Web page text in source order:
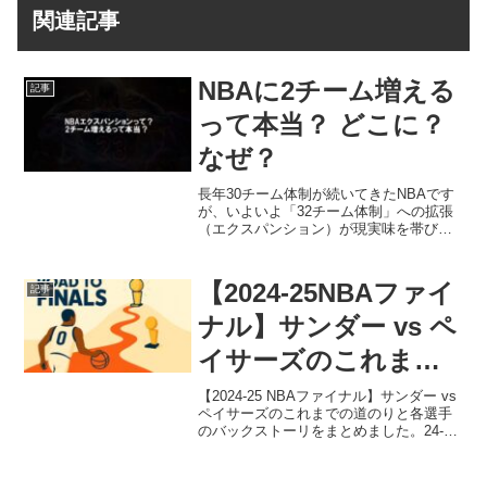
関連記事
記事
NBAに2チーム増える
って本当？ どこに？
なぜ？
長年30チーム体制が続いてきたNBAです
が、いよいよ「32チーム体制」への拡張
（エクスパンション）が現実味を帯びて
「レブロン・ジェームズ移籍の可能性」
まで、最新動向を分...
記事
【2024-25NBAファイ
ナル】サンダー vs ペ
イサーズのこれまで
の道のりと各選手の
バックストーリー
【2024-25 NBAファイナル】サンダー vs
ペイサーズのこれまでの道のりと各選手
のバックストーリをまとめました。24-